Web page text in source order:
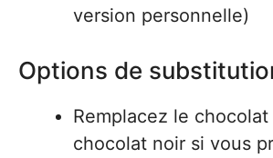
version personnelle)
Options de
Remplacez le
chocolat noir si vous